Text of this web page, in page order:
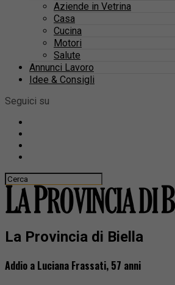
Aziende in Vetrina
Casa
Cucina
Motori
Salute
Annunci Lavoro
Idee & Consigli
Seguici su
La Provincia di Biella
Addio a Luciana Frassati, 57 anni